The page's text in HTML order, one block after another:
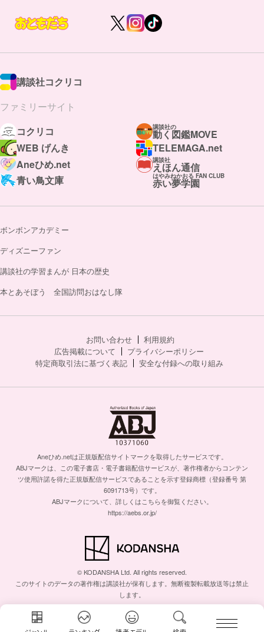
講談社コクリコ
ファミリーサイト
コクリコ
講談社の
動く図鑑MOVE
WEB げんき
TELEMAGA.net
Aneひめ.net
講談社
えほん通信
青い鳥文庫
はやみねかおる FAN CLUB
赤い夢学園
ボンボンアカデミー
ディズニーファン
講談社の学習まんが 日本の歴史
本とあそぼう 全国訪問おはなし隊
お問い合わせ
利用規約
広告掲載について
プライバシーポリシー
特定商取引法に基づく表記
安全な付録への取り組み
Aneひめ.netは正規版配信サイトマークを取得したサービスです。
ABJマークは、この電子書店・電子書籍配信サービスが、著作権者からコンテン
ツ使用許諾を得た正規版配信サービスであることを示す登録商標（登録番号 第
6091713号）です。
ABJマークについて、詳しくはこちらを御覧ください。
https://aebs.or.jp/
© KODANSHA Ltd. All rights reserved.
このサイトのデータの著作権は講談社が保有します。無断複製転載放送等は禁止
します。